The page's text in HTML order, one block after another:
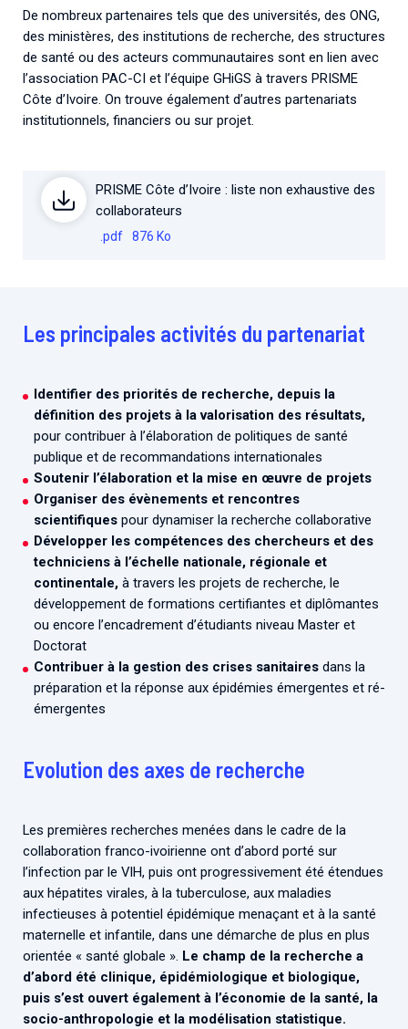
De nombreux partenaires tels que des universités, des ONG,
des ministères, des institutions de recherche, des structures
de santé ou des acteurs communautaires sont en lien avec
l’association PAC-CI et l’équipe GHiGS à travers PRISME
Côte d’Ivoire. On trouve également d’autres partenariats
institutionnels, financiers ou sur projet.
PRISME Côte d’Ivoire : liste non exhaustive des
collaborateurs
.pdf 876 Ko
Les principales activités du partenariat
Identifier des priorités de recherche, depuis la
définition des projets à la valorisation des résultats,
pour contribuer à l’élaboration de politiques de santé
publique et de recommandations internationales
Soutenir l’élaboration et la mise en œuvre de projets
Organiser des évènements et rencontres
scientifiques pour dynamiser la recherche collaborative
Développer les compétences des chercheurs et des
techniciens à l’échelle nationale, régionale et
continentale, à travers les projets de recherche, le
développement de formations certifiantes et diplômantes
ou encore l’encadrement d’étudiants niveau Master et
Doctorat
Contribuer à la gestion des crises sanitaires dans la
préparation et la réponse aux épidémies émergentes et ré-
émergentes
Evolution des axes de recherche
Les premières recherches menées dans le cadre de la
collaboration franco-ivoirienne ont d’abord porté sur
l’infection par le VIH, puis ont progressivement été étendues
aux hépatites virales, à la tuberculose, aux maladies
infectieuses à potentiel épidémique menaçant et à la santé
maternelle et infantile, dans une démarche de plus en plus
orientée « santé globale ». Le champ de la recherche a
d’abord été clinique, épidémiologique et biologique,
puis s’est ouvert également à l’économie de la santé, la
socio-anthropologie et la modélisation statistique.